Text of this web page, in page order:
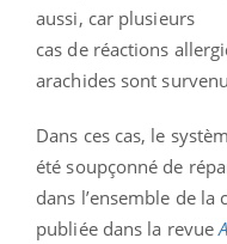
aussi, car plusieurs
cas de réactions
arachides sont
Dans ces cas, le
été soupçonné de
dans l’ensemble de
publiée dans la revue